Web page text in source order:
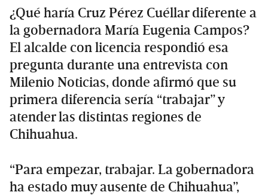
¿Qué haría Cruz Pérez Cuéllar diferente a
la gobernadora María Eugenia Campos?
El alcalde con licencia respondió esa
pregunta durante una entrevista con
Milenio Noticias, donde afirmó que su
primera diferencia sería “trabajar” y
atender las distintas regiones de
Chihuahua.
“Para empezar, trabajar. La gobernadora
ha estado muy ausente de Chihuahua”,